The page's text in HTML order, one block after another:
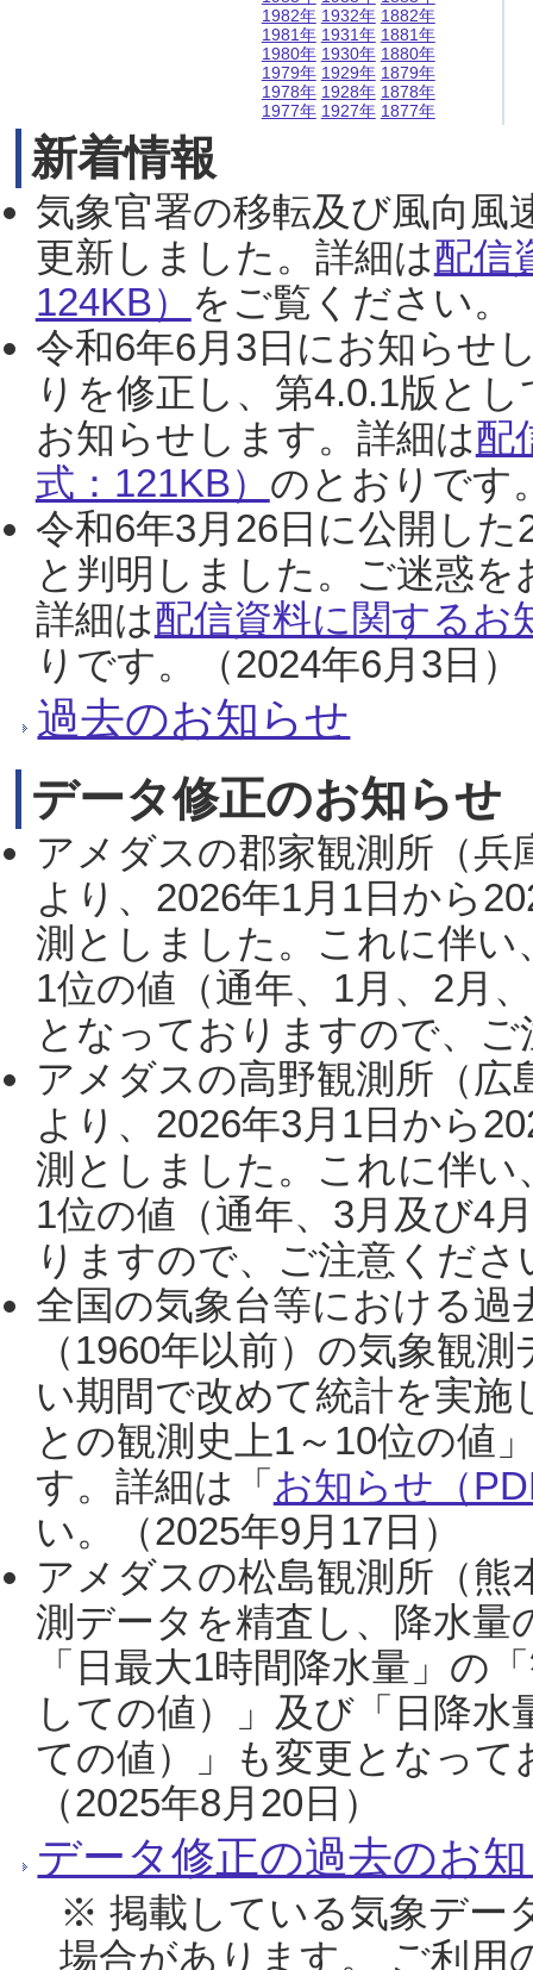
1982年
1981年
1980年
1979年
1978年
1977年
1932年
1931年
1930年
1929年
1928年
1927年
1882年
1881年
1880年
1879年
1878年
1877年
新着情報
気象官署の移転及び風向風
更新しました。詳細は配信
124KB） をご覧ください。
令和6年6月3日にお知らせ
りを修正し、第4.0.1版と
お知らせします。詳細は配
式：121KB） のとおりです
令和6年3月26日に公開し
と判明しました。ご迷惑
詳細は配信資料に関するお
りです。（2024年6月3日）
過去のお知らせ
データ修正のお知らせ
アメダスの郡家観測所（
より、2026年1月1日から
測としました。これに伴い
1位の値（通年、1月、2月
となっておりますので、
アメダスの高野観測所（
より、2026年3月1日から
測としました。これに伴い
1位の値（通年、3月及び4
りますので、ご注意くだ
全国の気象台等における過
（1960年以前）の気象観
い期間で改めて統計を実
との観測史上1～10位の値
す。詳細は「 お知らせ（
い。（2025年9月17日）
アメダスの松島観測所（熊
測データを精査し、降水
「日最大1時間降水量」の
しての値）」及び「日降
ての値）」も変更となっ
（2025年8月20日）
データ修正の過去のお
※ 掲載している気象デー
場合があります。 ご利用